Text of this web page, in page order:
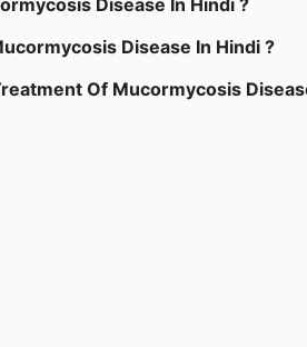
Disease In Hindi ?
Disease In Hindi ?
Of Mucormycosis